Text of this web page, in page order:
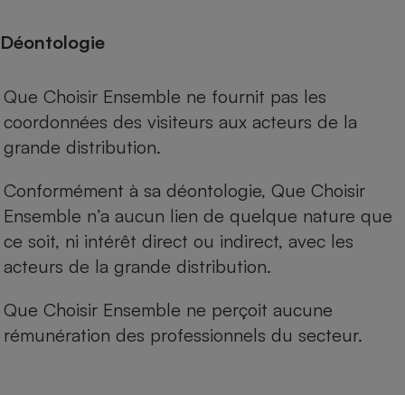
Déontologie
Que Choisir Ensemble ne fournit pas les
coordonnées des visiteurs aux acteurs de la
grande distribution.
Conformément à sa déontologie, Que Choisir
Ensemble n’a aucun lien de quelque nature que
ce soit, ni intérêt direct ou indirect, avec les
acteurs de la grande distribution.
Que Choisir Ensemble ne perçoit aucune
rémunération des professionnels du secteur.